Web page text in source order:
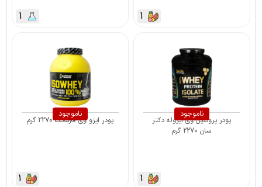
1
1
ناموجود
پودر پروتئین وی ایزوله دکتر
سان 2270 گرم
1
ناموجود
پودر ایزو وی فارماتک 2270 گرم
1